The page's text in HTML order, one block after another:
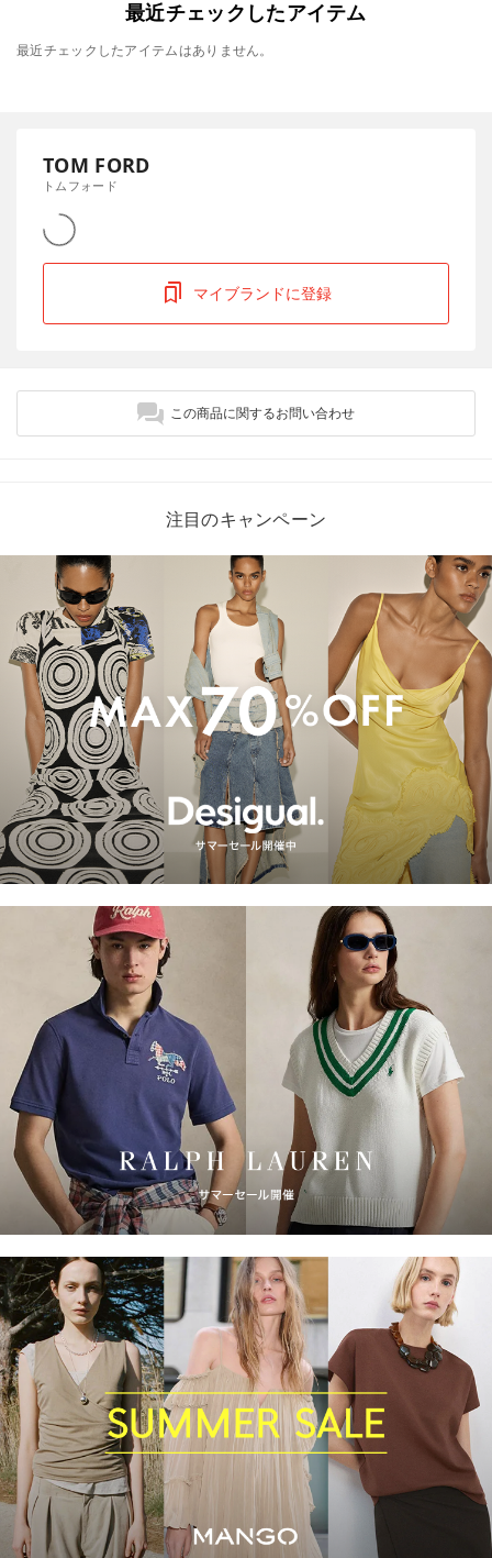
最近チェックしたアイテム
最近チェックしたアイテムはありません。
TOM FORD
トムフォード
マイブランドに登録
この商品に関するお問い合わせ
注目のキャンペーン